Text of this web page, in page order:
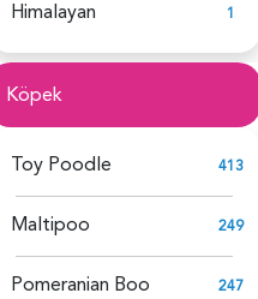
Himalayan 1
Köpek
Toy Poodle 413
Maltipoo 249
Pomeranian Boo 247